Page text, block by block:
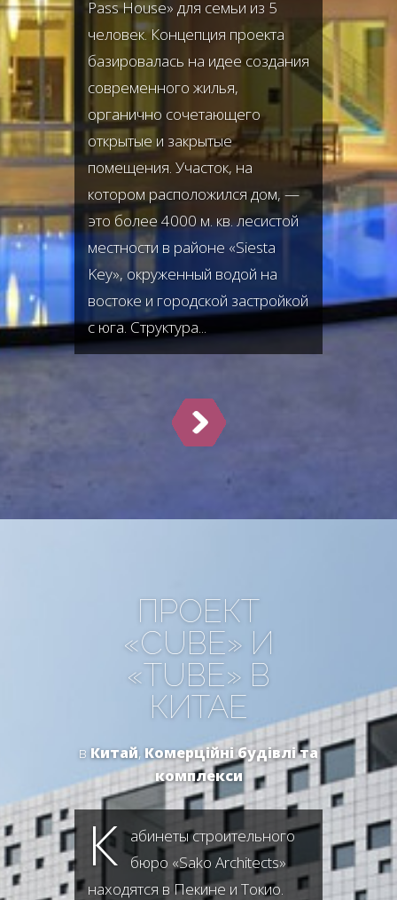
Pass House» для семьи из 5
человек. Концепция проекта
базировалась на идее создания
современного жилья,
органично сочетающего
открытые и закрытые
помещения. Участок, на
котором расположился дом, —
это более 4000 м. кв. лесистой
местности в районе «Siesta
Key», окруженный водой на
востоке и городской застройкой
с юга. Структура...
ПРОЕКТ
«CUBE» И
«TUBE» В
КИТАЕ
вКитай,Комерційні будівлі та
комплекси
К
абинеты строительного
бюро «Sako Architects»
находятся в Пекине и Токио.